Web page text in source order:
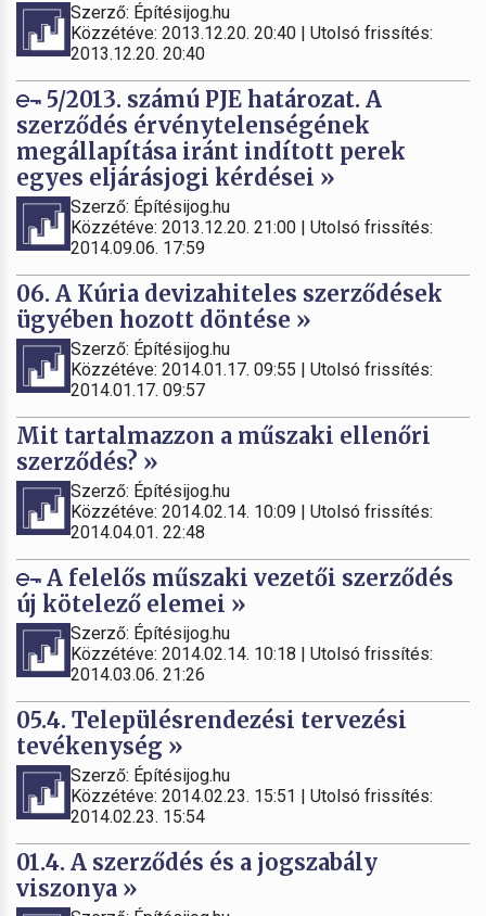
Szerző: Építésijog.hu
Közzétéve: 2013.12.20. 20:40 | Utolsó frissítés:
2013.12.20. 20:40
5/2013. számú PJE határozat. A
szerződés érvénytelenségének
megállapítása iránt indított perek
egyes eljárásjogi kérdései »
Szerző: Építésijog.hu
Közzétéve: 2013.12.20. 21:00 | Utolsó frissítés:
2014.09.06. 17:59
06. A Kúria devizahiteles szerződések
ügyében hozott döntése »
Szerző: Építésijog.hu
Közzétéve: 2014.01.17. 09:55 | Utolsó frissítés:
2014.01.17. 09:57
Mit tartalmazzon a műszaki ellenőri
szerződés? »
Szerző: Építésijog.hu
Közzétéve: 2014.02.14. 10:09 | Utolsó frissítés:
2014.04.01. 22:48
A felelős műszaki vezetői szerződés
új kötelező elemei »
Szerző: Építésijog.hu
Közzétéve: 2014.02.14. 10:18 | Utolsó frissítés:
2014.03.06. 21:26
05.4. Településrendezési tervezési
tevékenység »
Szerző: Építésijog.hu
Közzétéve: 2014.02.23. 15:51 | Utolsó frissítés:
2014.02.23. 15:54
01.4. A szerződés és a jogszabály
viszonya »